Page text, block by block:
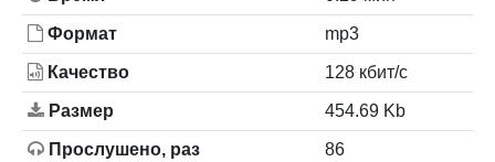
Формат mp3
Качество 128 кбит/с
Размер 454.69 Kb
Прослушено, раз 86